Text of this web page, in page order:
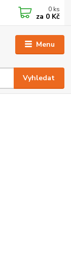
Menu
Vyhledat
0 ks
za 0 Kč